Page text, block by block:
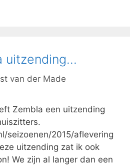
uitzending…
van der Made
Zembla een uitzending
seizoenen/2015/aflevering
uitzending zat ik ook
We zijn al langer dan een